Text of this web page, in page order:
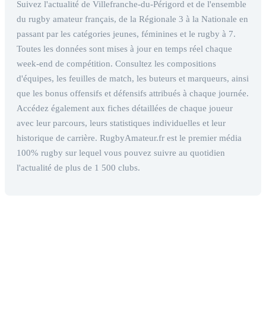
Suivez l'actualité de Villefranche-du-Périgord et de l'ensemble
du rugby amateur français, de la Régionale 3 à la Nationale en
passant par les catégories jeunes, féminines et le rugby à 7.
Toutes les données sont mises à jour en temps réel chaque
week-end de compétition. Consultez les compositions
d'équipes, les feuilles de match, les buteurs et marqueurs, ainsi
que les bonus offensifs et défensifs attribués à chaque journée.
Accédez également aux fiches détaillées de chaque joueur
avec leur parcours, leurs statistiques individuelles et leur
historique de carrière. RugbyAmateur.fr est le premier média
100% rugby sur lequel vous pouvez suivre au quotidien
l'actualité de plus de 1 500 clubs.